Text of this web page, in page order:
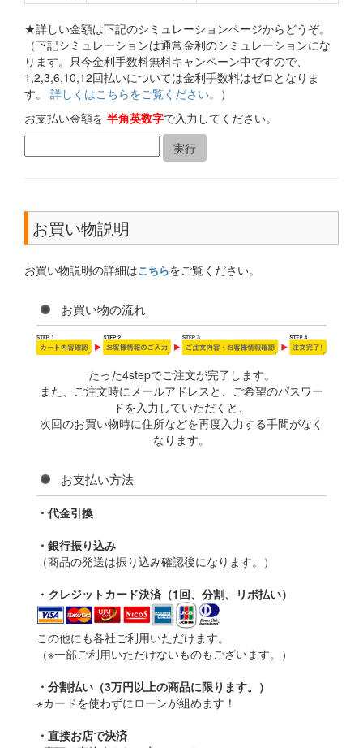
★詳しい金額は下記のシミュレーションページからどうぞ。
（下記シミュレーションは通常金利のシミュレーションにな
ります。只今金利手数料無料キャンペーン中ですので、
1,2,3,6,10,12回払いについては金利手数料はゼロとなりま
す。 詳しくはこちらをご覧ください。 ）
お支払い金額を 半角英数字で入力してください。
お買い物説明
お買い物説明の詳細はこちらをご覧ください。
お買い物の流れ
たった4stepでご注文が完了します。
また、ご注文時にメールアドレスと、ご希望のパスワー
ドを入力していただくと、
次回のお買い物時に住所などを再度入力する手間がなく
なります。
お支払い方法
・代金引換
・銀行振り込み
（商品の発送は振り込み確認後になります。）
・クレジットカード決済（1回、分割、リボ払い）
この他にも各社ご利用いただけます。
（※一部ご利用いただけないものもございます。）
・分割払い（3万円以上の商品に限ります。）
※カードを使わずにローンが組めます！
・直接お店で決済